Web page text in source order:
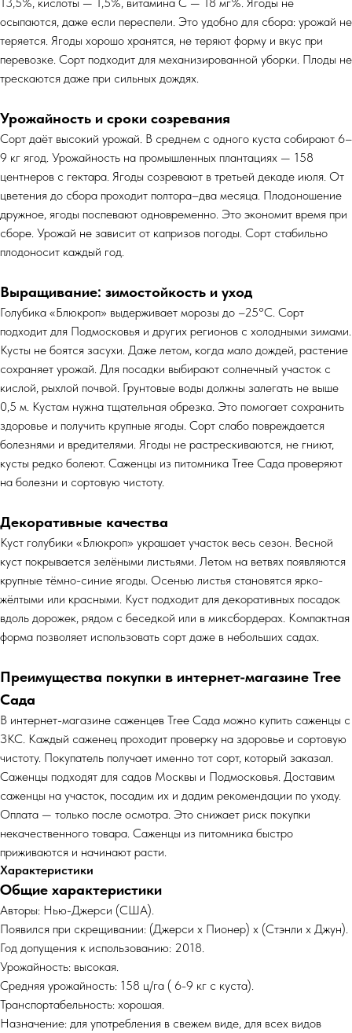
осыпаются, даже если переспели. Это удобно для сбора: урожай не
теряется. Ягоды хорошо хранятся, не теряют форму и вкус при
перевозке. Сорт подходит для механизированной уборки. Плоды не
трескаются даже при сильных дождях.
Урожайность и сроки созревания
Сорт даёт высокий урожай. В среднем с одного куста собирают 6–
9 кг ягод. Урожайность на промышленных плантациях — 158
центнеров с гектара. Ягоды созревают в третьей декаде июля. От
цветения до сбора проходит полтора–два месяца. Плодоношение
дружное, ягоды поспевают одновременно. Это экономит время при
сборе. Урожай не зависит от капризов погоды. Сорт стабильно
плодоносит каждый год.
Выращивание: зимостойкость и уход
Голубика «Блюкроп» выдерживает морозы до –25°C. Сорт
подходит для Подмосковья и других регионов с холодными зимами.
Кусты не боятся засухи. Даже летом, когда мало дождей, растение
сохраняет урожай. Для посадки выбирают солнечный участок с
кислой, рыхлой почвой. Грунтовые воды должны залегать не выше
0,5 м. Кустам нужна тщательная обрезка. Это помогает сохранить
здоровье и получить крупные ягоды. Сорт слабо повреждается
болезнями и вредителями. Ягоды не растрескиваются, не гниют,
кусты редко болеют. Саженцы из питомника Tree Сада проверяют
на болезни и сортовую чистоту.
Декоративные качества
Куст голубики «Блюкроп» украшает участок весь сезон. Весной
куст покрывается зелёными листьями. Летом на ветвях появляются
крупные тёмно-синие ягоды. Осенью листья становятся ярко-
жёлтыми или красными. Куст подходит для декоративных посадок
вдоль дорожек, рядом с беседкой или в миксбордерах. Компактная
форма позволяет использовать сорт даже в небольших садах.
Преимущества покупки в интернет-магазине Tree
Сада
В интернет-магазине саженцев Tree Сада можно купить саженцы с
ЗКС. Каждый саженец проходит проверку на здоровье и сортовую
чистоту. Покупатель получает именно тот сорт, который заказал.
Саженцы подходят для садов Москвы и Подмосковья. Доставим
саженцы на участок, посадим их и дадим рекомендации по уходу.
Оплата — только после осмотра. Это снижает риск покупки
некачественного товара. Саженцы из питомника быстро
приживаются и начинают расти.
Характеристики
Общие характеристики
Авторы: Нью-Джерси (США).
Появился при скрещивании: (Джерси x Пионер) х (Стэнли x Джун).
Год допущения к использованию: 2018.
Урожайность: высокая.
Средняя урожайность: 158 ц/га ( 6-9 кг с куста).
Транспортабельность: хорошая.
Назначение: для употребления в свежем виде, для всех видов